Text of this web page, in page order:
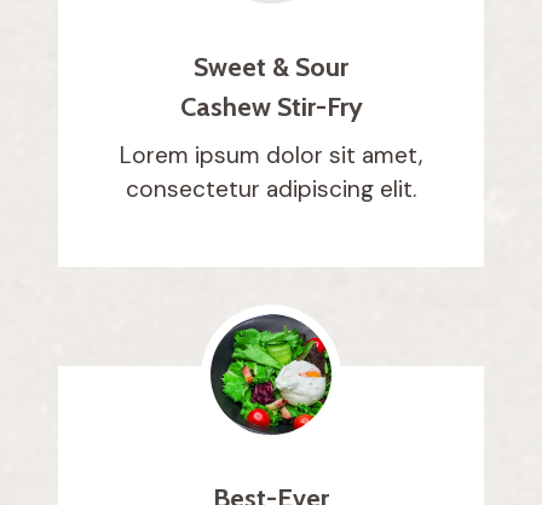
Sweet & Sour
Cashew Stir-Fry
Lorem ipsum dolor sit amet,
consectetur adipiscing elit.